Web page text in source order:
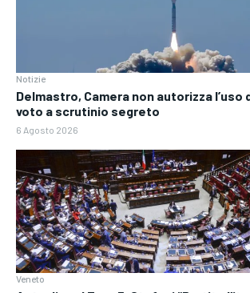
Notizie
Delmastro, Camera non autorizza l’uso
voto a scrutinio segreto
6 Agosto 2026
Veneto